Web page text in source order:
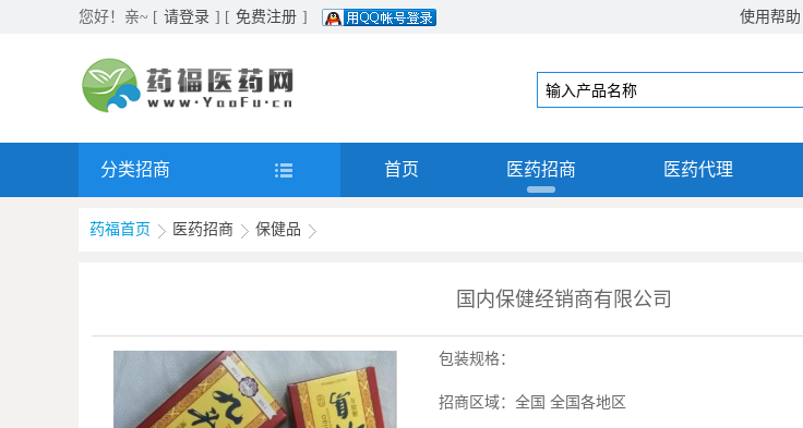
使用帮助
您好！亲~ [ 请登录 ] [ 免费注册 ]
分类招商 首页 医药招商 医药代理
药福首页 医药招商 保健品
国内保健经销商有限公司
包装规格：
招商区域：全国 全国各地区